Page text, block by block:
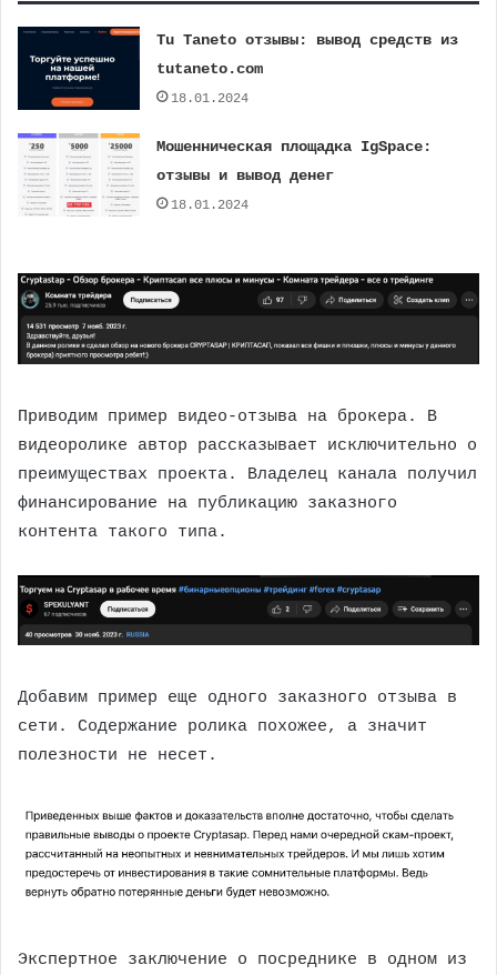
Tu Taneto отзывы: вывод средств из
tutaneto.com
18.01.2024
Мошенническая площадка IgSpace:
отзывы и вывод денег
18.01.2024
Приводим пример видео-отзыва на брокера. В
видеоролике автор рассказывает исключительно о
преимуществах проекта. Владелец канала получил
финансирование на публикацию заказного
контента такого типа.
Добавим пример еще одного заказного отзыва в
сети. Содержание ролика похожее, а значит
полезности не несет.
Экспертное заключение о посреднике в одном из